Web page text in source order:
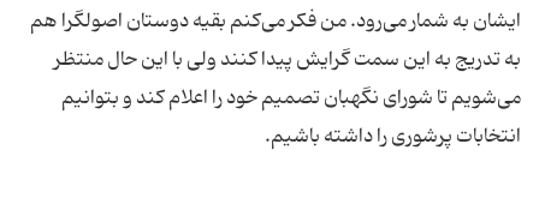
ایشان به شمار می‌رود. من فكر می‌كنم بقیه دوستان اصولگرا هم
به تدریج به این سمت گرایش پیدا كنند ولی با این حال منتظر
می‌شویم تا شورای نگهبان تصمیم خود را اعلام كند و بتوانیم